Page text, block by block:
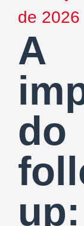
de 2026
A
do